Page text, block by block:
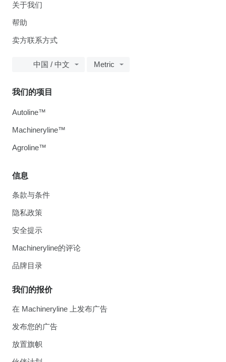
关于我们
帮助
卖方联系方式
中国 / 中文 Metric
信息
条款与条件
隐私政策
安全提示
Machineryline的评论
品牌目录
我们的报价
在 Machineryline 上发布广告
发布您的广告
放置旗帜
我们的项目
Autoline™
Machineryline™
Agroline™